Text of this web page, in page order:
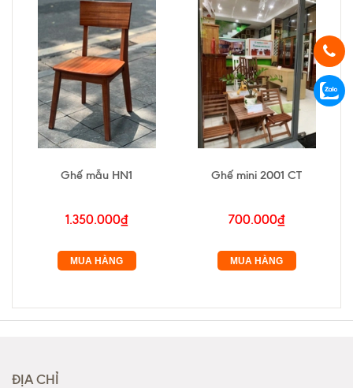
Ghế mẫu HN1
1.350.000₫
MUA HÀNG
Ghế mini 2001 CT
700.000₫
MUA HÀNG
ĐỊA CHỈ